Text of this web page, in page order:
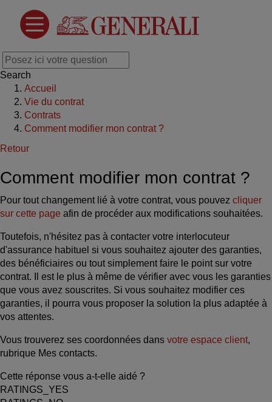
Search
Accueil
Vie du contrat
Contrats
Comment modifier mon contrat ?
Retour
Comment modifier mon contrat ?
Pour tout changement lié à votre contrat, vous pouvez cliquer
sur cette page afin de procéder aux modifications souhaitées.
Toutefois, n'hésitez pas à contacter votre interlocuteur
d'assurance habituel si vous souhaitez ajouter des garanties,
des bénéficiaires ou tout simplement faire le point sur votre
contrat. Il est le plus à même de vérifier avec vous les garanties
que vous avez souscrites. Si vous souhaitez modifier ces
garanties, il pourra vous proposer la solution la plus adaptée à
vos attentes.
Vous trouverez ses coordonnées dans votre espace client,
rubrique Mes contacts.
Cette réponse vous a-t-elle aidé ?
RATINGS_YES